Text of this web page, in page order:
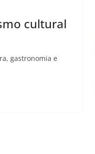
cultural
gastronomia e